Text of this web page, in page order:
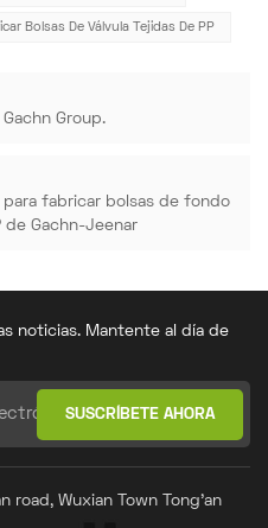
Bolsas De Válvula Tejidas De PP
Group.
para fabricar bolsas de fondo
Gachn-Jeenar
noticias. Mantente al día de
road, Wuxian Town Tong'an